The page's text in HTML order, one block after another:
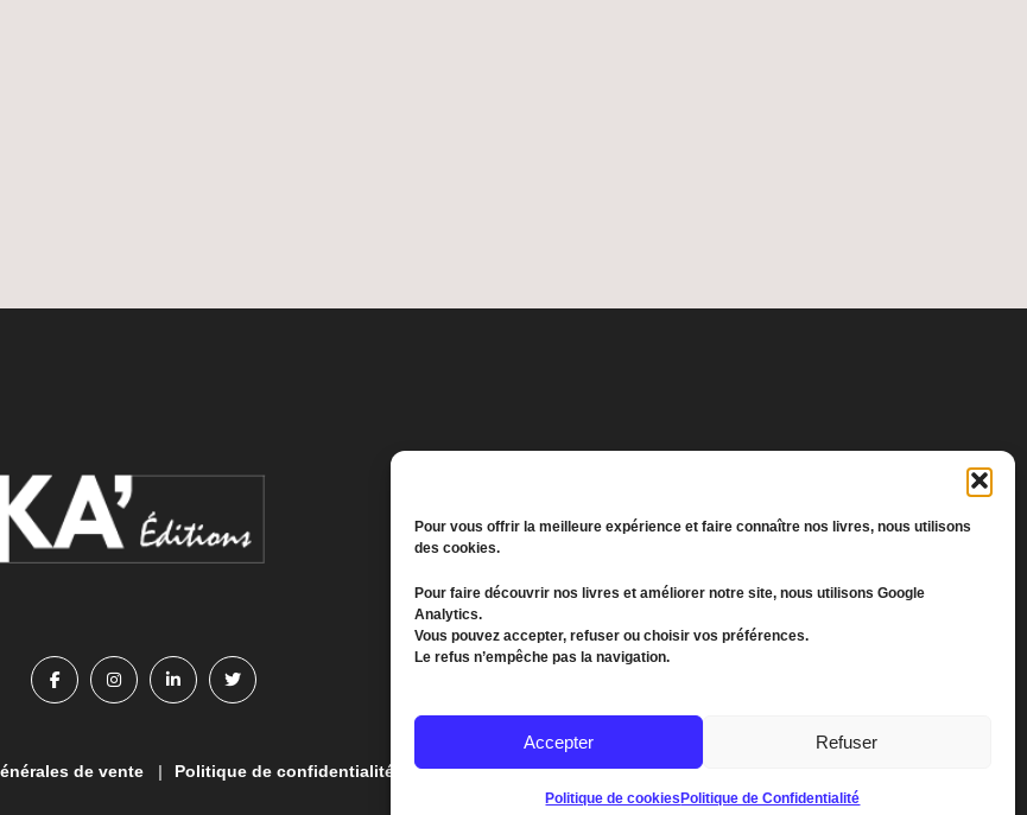
Pour vous offrir la meilleure expérience et faire connaître nos livres, nous utilisons
des cookies.
Pour faire découvrir nos livres et améliorer notre site, nous utilisons Google
Analytics.
Vous pouvez accepter, refuser ou choisir vos préférences.
Le refus n’empêche pas la navigation.
Accepter Refuser
Politique de cookies Politique de Confidentialité
de vente Politique de confidentialité